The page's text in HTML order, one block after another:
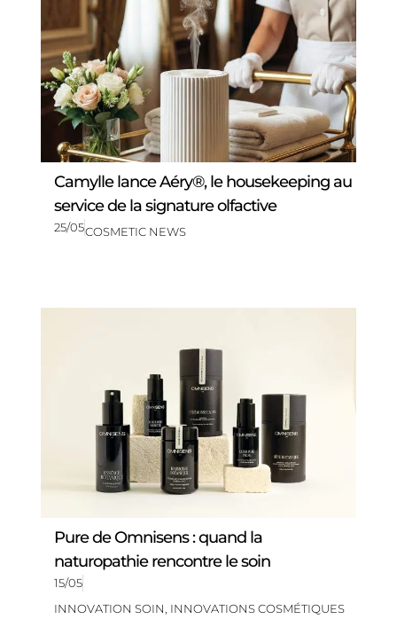
Camylle lance Aéry®, le housekeeping au
service de la signature olfactive
25/05COSMETIC NEWS
Pure de Omnisens : quand la
naturopathie rencontre le soin
15/05
INNOVATION SOIN INNOVATIONS COSMÉTIQUES